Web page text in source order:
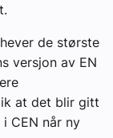
de største
versjon av EN
at det blir gitt
CEN når ny